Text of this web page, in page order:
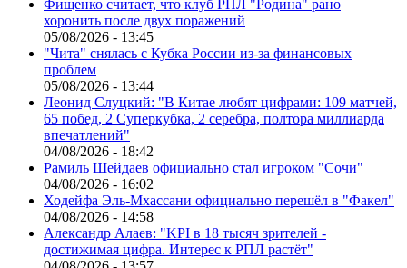
Фищенко считает, что клуб РПЛ "Родина" рано
хоронить после двух поражений
05/08/2026 - 13:45
"Чита" снялась с Кубка России из-за финансовых
проблем
05/08/2026 - 13:44
Леонид Слуцкий: "В Китае любят цифрами: 109 матчей,
65 побед, 2 Суперкубка, 2 серебра, полтора миллиарда
впечатлений"
04/08/2026 - 18:42
Рамиль Шейдаев официально стал игроком "Сочи"
04/08/2026 - 16:02
Ходейфа Эль-Мхассани официально перешёл в "Факел"
04/08/2026 - 14:58
Александр Алаев: "KPI в 18 тысяч зрителей -
достижимая цифра. Интерес к РПЛ растёт"